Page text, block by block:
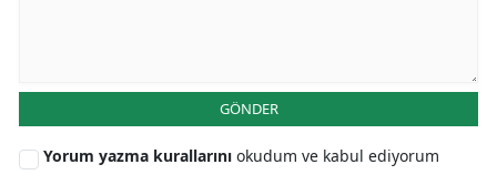
GÖNDER
Yorum yazma kurallarını okudum ve kabul ediyorum